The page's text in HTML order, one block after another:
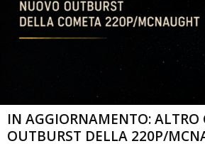
IN AGGIORNAMENTO: ALTRO
OUTBURST DELLA 220P/